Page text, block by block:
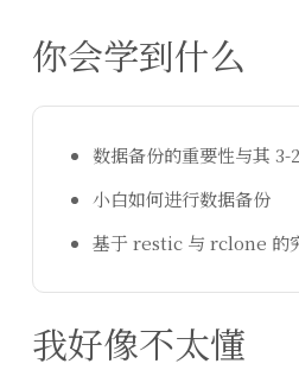
你会学到什么
数据备份的重要性与其 3-
小白如何进行数据备份
基于 restic 与 rclone 的
我好像不太懂